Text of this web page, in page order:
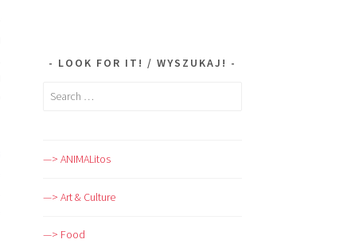
LOOK FOR IT! / WYSZUKAJ!
Search
—> ANIMALitos
—> Art & Culture
—> Food